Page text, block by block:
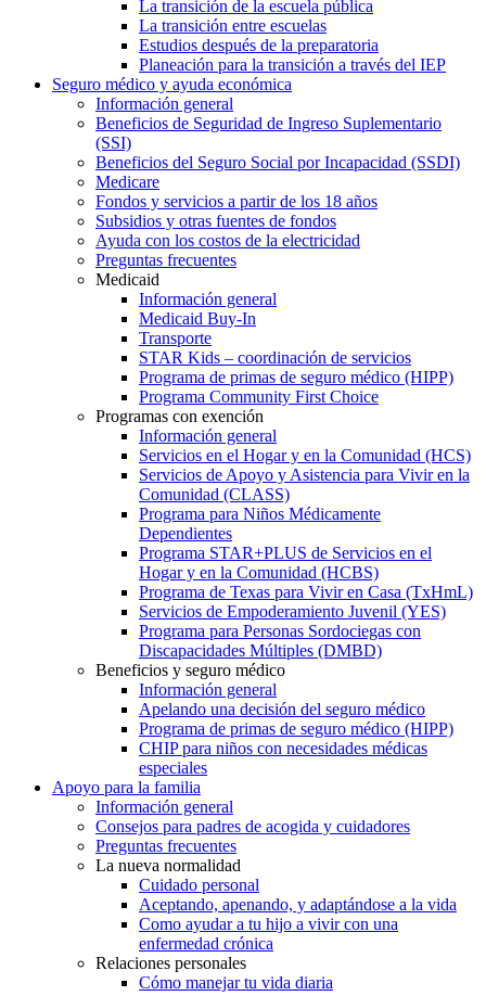
La transición de la escuela pública
La transición entre escuelas
Estudios después de la preparatoria
Planeación para la transición a través del IEP
Seguro médico y ayuda económica
Información general
Beneficios de Seguridad de Ingreso Suplementario
(SSI)
Beneficios del Seguro Social por Incapacidad (SSDI)
Medicare
Fondos y servicios a partir de los 18 años
Subsidios y otras fuentes de fondos
Ayuda con los costos de la electricidad
Preguntas frecuentes
Medicaid
Información general
Medicaid Buy-In
Transporte
STAR Kids – coordinación de servicios
Programa de primas de seguro médico (HIPP)
Programa Community First Choice
Programas con exención
Información general
Servicios en el Hogar y en la Comunidad (HCS)
Servicios de Apoyo y Asistencia para Vivir en la
Comunidad (CLASS)
Programa para Niños Médicamente
Dependientes
Programa STAR+PLUS de Servicios en el
Hogar y en la Comunidad (HCBS)
Programa de Texas para Vivir en Casa (TxHmL)
Servicios de Empoderamiento Juvenil (YES)
Programa para Personas Sordociegas con
Discapacidades Múltiples (DMBD)
Beneficios y seguro médico
Información general
Apelando una decisión del seguro médico
Programa de primas de seguro médico (HIPP)
CHIP para niños con necesidades médicas
especiales
Apoyo para la familia
Información general
Consejos para padres de acogida y cuidadores
Preguntas frecuentes
La nueva normalidad
Cuidado personal
Aceptando, apenando, y adaptándose a la vida
Como ayudar a tu hijo a vivir con una
enfermedad crónica
Relaciones personales
Cómo manejar tu vida diaria